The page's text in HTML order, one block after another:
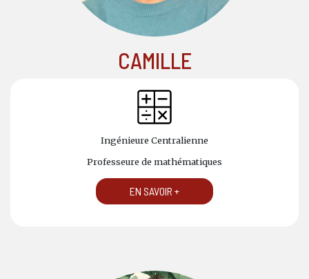
CAMILLE
Ingénieure Centralienne
Professeure de mathématiques
EN SAVOIR +